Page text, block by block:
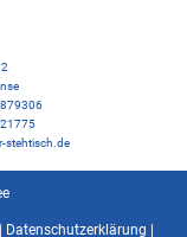
stehtisch.de
Datenschutzerklärung